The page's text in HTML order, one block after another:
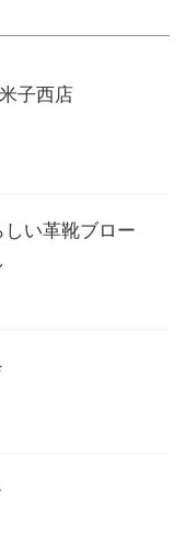
子西店
しい革靴ブロー